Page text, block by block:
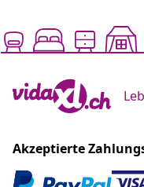
Akzeptierte